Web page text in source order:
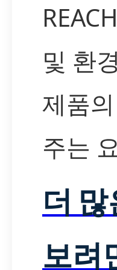
및 환
제품
주는
더
보려